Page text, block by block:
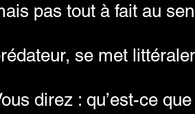
pas tout à fait au
se met
direz : qu’est-ce